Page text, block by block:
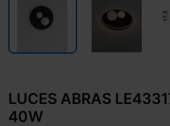
LUCES ABRAS
40W